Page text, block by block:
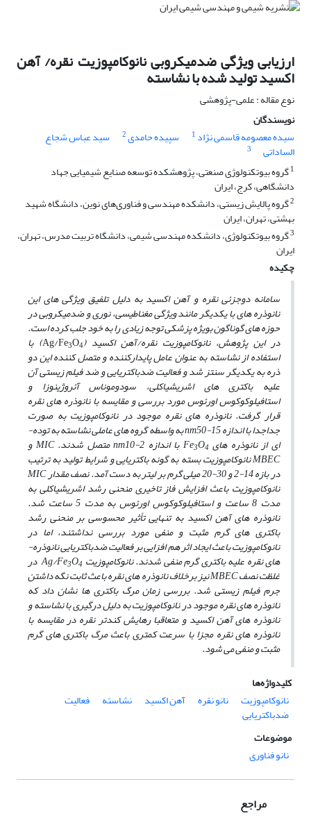
ارزیابی ویژگی ضدمیکروبی نانوکامپوزیت نقره/ آهن
اکسید تولید شده با نشاسته
نوع مقاله : علمی-پژوهشی
نویسندگان
سیده معصومه قاسمی نژاد 1 سپیده حامدی2 سید عباس شجاع
الساداتی
3
1گروه بیوتکنولوژی صنعتی، پژوهشکده توسعه صنایع شیمیایی جهاد
دانشگاهی، کرج، ایران
2گروه پالایش زیستی، دانشکده مهندسی و فناوری‌های نوین، دانشگاه شهید
بهشتی، تهران، ایران
3گروه بیوتکنولوژی، دانشکده مهندسی شیمی، دانشگاه تربیت مدرس، تهران،
ایران
چکیده
سامانه دوجزئی نقره و آهن اکسید به دلیل تلفیق ویژگی­ های این
نانوذره­ های با یک­دیگر مانند ویژگیمغناطیسی، نوری و ضدمیکروبی در
حوزه­ های گوناگون بویژه پزشکی توجه زیادی را به خود جلب کرده است.
در این پژوهش، نانوکامپوزیت نقره/آهن اکسید ( Ag/Fe3O4 ) با
استفاده از نشاسته به عنوان عامل پایدارکننده و متصل کننده این دو
ذره به یک­دیگر سنتز شد و فعالیت ضدباکتریایی و ضد فیلم زیستی آن
علیه باکتری­ های اشریشیاکلی، سودوموناس آئروژینوزاو
استافیلوکوکوس اورئوس مورد بررسی و مقایسه با نانوذره­ های نقره
قرار گرفت. نانوذره­ های نقره موجود در نانوکامپوزیت به­ صورت
جداجدا با اندازه nm50-15 به­ واسطه گروه ­های عاملی نشاسته به توده­
ای از نانوذره­ های Fe3O4 با اندازه nm10-2 متصل شدند.MICو
MBECنانوکامپوزیت بسته به گونه باکتریایی و شرایط تولید به ترتیب
در بازه 14-2 و 30-20 میلی­ گرم بر لیتر به ­دست آمد. نصف مقدار MIC
نانوکامپوزیت باعث افزایش فاز تاخیری منحنی رشد اشریشیاکلی به
مدت 8 ساعت و استافیلوکوکوس اورئوس به مدت 5 ساعت شد.
نانوذره ­های آهن اکسید به تنهایی تأثیر محسوسی بر منحنی رشد
باکتری­ های گرم مثبت و منفی مورد بررسی نداشتند، اما در
نانوکامپوزیت باعث ایجاد اثر هم ­افزایی بر فعالیت ضدباکتریایی نانوذره­
های نقره علیه باکتری گرم منفی شدند. نانوکامپوزیت Ag/Fe3O4 در
غلظت نصفMBECنیز برخلاف نانوذره­ های نقره باعث ثابت نگه داشتن
جرم فیلم زیستی شد. بررسی زمان مرگ باکتری­ ها نشان داد که
نانوذره ­های نقره موجود در نانوکامپوزیت به دلیل درگیری با نشاسته و
نانوذره­ های آهن اکسید و متعاقبا رهایش کندتر نقره در مقایسه با
نانوذره ­های نقره مجزا با سرعت کمتری باعث مرگ باکتری­ های گرم
مثبت و منفی می ­شود.
کلیدواژه‌ها
نانوکامپوزیت
نانو نقره آهن اکسید نشاسته فعالیت
ضدباکتریایی
موضوعات
نانو فناوری
مراجع